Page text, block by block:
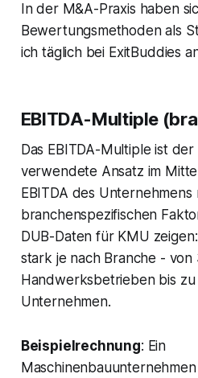
In der M&A-Praxis haben
Bewertungsmethoden als
ich täglich bei ExitBuddies
EBITDA-Multiple
Das EBITDA-Multiple ist
verwendete Ansatz im
EBITDA des Unternehmens
branchenspezifischen
DUB-Daten für KMU
stark je nach Branche -
Handwerksbetrieben bis zu
Unternehmen.
Beispielrechnung: Ein